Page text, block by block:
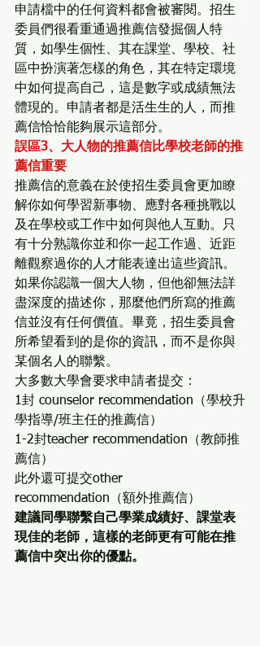
申請檔中的任何資料都會被審閱。招生
委員們很看重通過推薦信發掘個人特
質，如學生個性、其在課堂、學校、社
區中扮演著怎樣的角色，其在特定環境
中如何提高自己，這是數字或成績無法
體現的。申請者都是活生生的人，而推
薦信恰恰能夠展示這部分。
誤區3、大人物的推薦信比學校老師的推
薦信重要
推薦信的意義在於使招生委員會更加瞭
解你如何學習新事物、應對各種挑戰以
及在學校或工作中如何與他人互動。只
有十分熟識你並和你一起工作過、近距
離觀察過你的人才能表達出這些資訊。
如果你認識一個大人物，但他卻無法詳
盡深度的描述你，那麼他們所寫的推薦
信並沒有任何價值。畢竟，招生委員會
所希望看到的是你的資訊，而不是你與
某個名人的聯繫。
大多數大學會要求申請者提交：
1封 counselor recommendation（學校升
學指導/班主任的推薦信）
1-2封teacher recommendation（教師推
薦信）
此外還可提交other
recommendation（額外推薦信）
建議同學聯繫自己學業成績好、課堂表
現佳的老師，這樣的老師更有可能在推
薦信中突出你的優點。